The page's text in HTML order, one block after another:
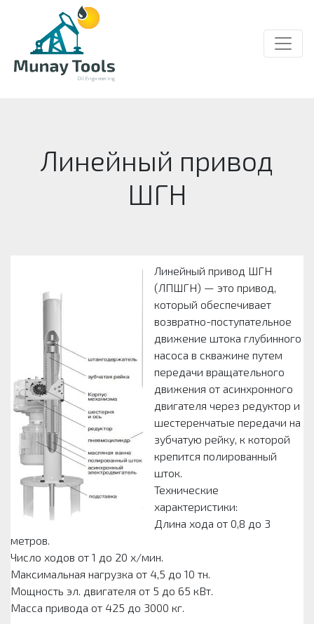
Линейный привод
ШГН
Линейный привод ШГН
(ЛПШГН) — это привод,
который обеспечивает
возвратно-поступательное
движение штока глубинного
насоса в скважине путем
передачи вращательного
движения от асинхронного
двигателя через редуктор и
шестеренчатые передачи на
зубчатую рейку, к которой
крепится полированный
шток.
Технические
характеристики:
Длина хода от 0,8 до 3
метров.
Число ходов от 1 до 20 х/мин.
Максимальная нагрузка от 4,5 до 10 тн.
Мощность эл. двигателя от 5 до 65 кВт.
Масса привода от 425 до 3000 кг.